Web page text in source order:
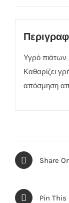
Υγρό πιάτων
Καθαρίζει
απόσμηση
Share
Pin This